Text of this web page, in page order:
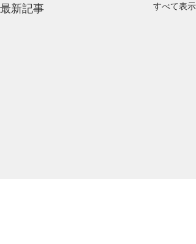
最新記事 すべて表示